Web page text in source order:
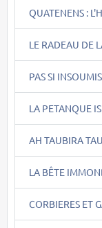
QUATENENS :
LE RADEAU DE
PAS SI
LA PETANQUE
AH TAUBIRA
LA BÊTE
CORBIERES ET